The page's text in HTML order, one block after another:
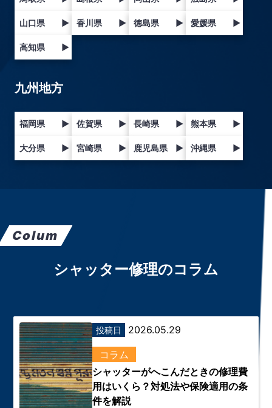
山口県 ▶ 香川県 ▶ 徳島県 ▶ 愛媛県 ▶
高知県 ▶
九州地方
福岡県 ▶ 佐賀県 ▶ 長崎県 ▶ 熊本県 ▶
大分県 ▶ 宮崎県 ▶ 鹿児島県 ▶ 沖縄県 ▶
Colum
シャッター修理のコラム
投稿日 2026.05.29
コラム
シャッターがへこんだときの修理費
用はいくら？対処法や保険適用の条
件を解説